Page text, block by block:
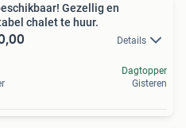
Gezellig en
chalet te huur.
Details
Dagtopper
Gisteren